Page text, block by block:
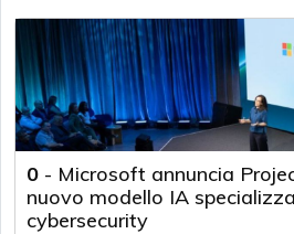
0 - Microsoft annuncia
nuovo modello IA
cybersecurity